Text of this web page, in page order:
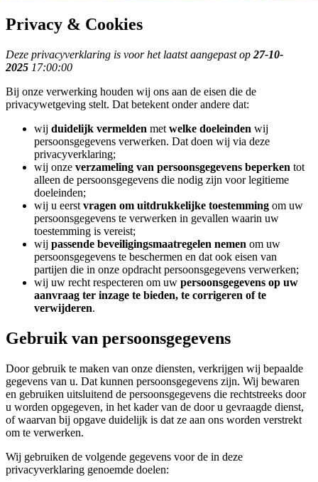
Privacy & Cookies
Deze privacyverklaring is voor het laatst aangepast op 27-10-
2025 17:00:00
Bij onze verwerking houden wij ons aan de eisen die de
privacywetgeving stelt. Dat betekent onder andere dat:
wij duidelijk vermelden met welke doeleinden wij
persoonsgegevens verwerken. Dat doen wij via deze
privacyverklaring;
wij onze verzameling van persoonsgegevens beperken tot
alleen de persoonsgegevens die nodig zijn voor legitieme
doeleinden;
wij u eerst vragen om uitdrukkelijke toestemming om uw
persoonsgegevens te verwerken in gevallen waarin uw
toestemming is vereist;
wij passende beveiligingsmaatregelen nemen om uw
persoonsgegevens te beschermen en dat ook eisen van
partijen die in onze opdracht persoonsgegevens verwerken;
wij uw recht respecteren om uw persoonsgegevens op uw
aanvraag ter inzage te bieden, te corrigeren of te
verwijderen.
Gebruik van persoonsgegevens
Door gebruik te maken van onze diensten, verkrijgen wij bepaalde
gegevens van u. Dat kunnen persoonsgegevens zijn. Wij bewaren
en gebruiken uitsluitend de persoonsgegevens die rechtstreeks door
u worden opgegeven, in het kader van de door u gevraagde dienst,
of waarvan bij opgave duidelijk is dat ze aan ons worden verstrekt
om te verwerken.
Wij gebruiken de volgende gegevens voor de in deze
privacyverklaring genoemde doelen: